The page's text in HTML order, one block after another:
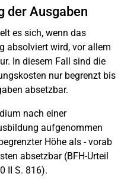
der Ausgaben
es sich, wenn das
absolviert wird, vor allem
In diesem Fall sind die
nur begrenzt bis
absetzbar.
nach einer
aufgenommen
Höhe als - vorab
absetzbar (BFH-Urteil
II S. 816).